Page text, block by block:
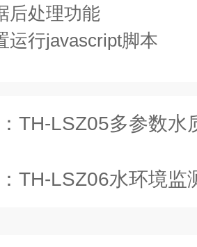
后处理功能
运行javascript脚本
TH-LSZ05多参数水
TH-LSZ06水环境监